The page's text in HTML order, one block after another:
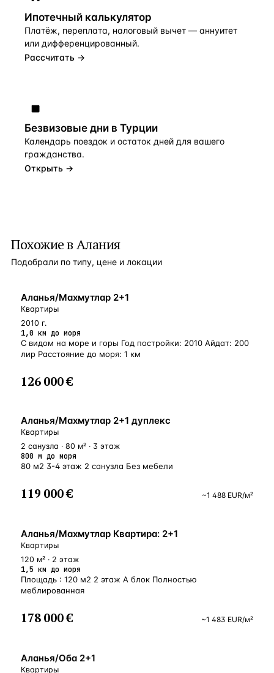
Ипотечный калькулятор
Платёж, переплата, налоговый вычет — аннуитет
или дифференцированный.
Рассчитать →
Безвизовые дни в Турции
Календарь поездок и остаток дней для вашего
гражданства.
Открыть →
Похожие в Алания
Подобрали по типу, цене и локации
БЛИЗКО К МОРЮ
Аланья/Махмутлар 2+1
Квартиры
2010 г.
1,0 км до моря
С видом на море и горы Год постройки: 2010 Айдат: 200
лир Расстояние до моря: 1 км
126 000 €
БЛИЗКО К МОРЮ
Аланья/Махмутлар 2+1 дуплекс
Квартиры
2 санузла · 80 м² · 3 этаж
800 м до моря
80 м2 3-4 этаж 2 санузла Без мебели
119 000 € ~1 488 EUR/м²
БЛИЗКО К МОРЮ
Аланья/Махмутлар Квартира: 2+1
Квартиры
120 м² · 2 этаж
1,5 км до моря
Площадь : 120 м2 2 этаж А блок Полностью
меблированная
178 000 € ~1 483 EUR/м²
У МОРЯ
Аланья/Оба 2+1
Квартиры